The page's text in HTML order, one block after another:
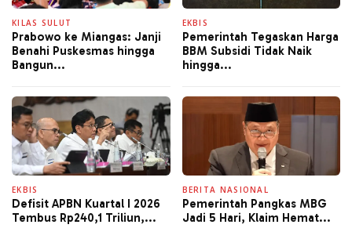
KILAS SULUT
Prabowo ke Miangas: Janji
Benahi Puskesmas hingga
Bangun...
EKBIS
Pemerintah Tegaskan Harga
BBM Subsidi Tidak Naik
hingga...
EKBIS
Defisit APBN Kuartal I 2026
Tembus Rp240,1 Triliun,...
BERITA NASIONAL
Pemerintah Pangkas MBG
Jadi 5 Hari, Klaim Hemat...